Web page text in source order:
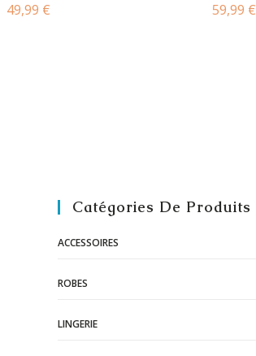
49,99 € 59,99 €
Catégories De Produits
ACCESSOIRES
ROBES
LINGERIE